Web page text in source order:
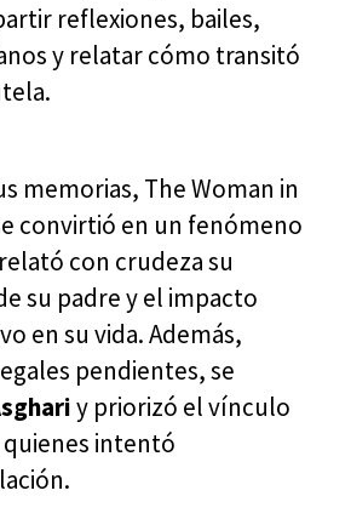
reflexiones, bailes,
y relatar cómo transitó
memorias, The Woman in
convirtió en un fenómeno
con crudeza su
su padre y el impacto
en su vida. Además,
pendientes, se
y priorizó el vínculo
quienes intentó